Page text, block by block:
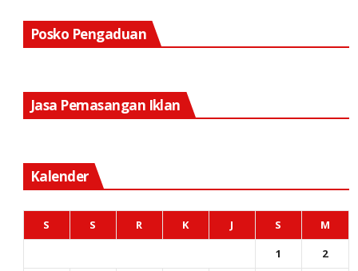
Posko Pengaduan
Jasa Pemasangan Iklan
Kalender
S S R K J S
M
1
2